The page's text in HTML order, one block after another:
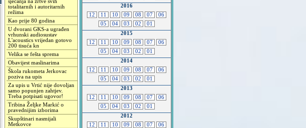
sjećanja na žrtve svih
totalitarnih i autoritarnih
režima
Kao prije 80 godina
U dvorani GKS-a ugrađen
vrhunski audiosustav
L'acoustics vrijedan gotovo
200 tisuća kn
Velika se fešta sprema
Obavijest maslinarima
Škola rukometa Jerkovac
poziva na upis
Za upis u Vrtić nije dovoljan
samo popunjen zahtjev.
Treba potpisati ugovor!
Tribina Željke Markić o
pravednijim izborima
Skupštinari nasmijali
Metkovce
2016
12
11 10 09 08 07
06
05
04 03 02
01
2015
12
11 10 09 08 07
06
05
04 03 02
01
2014
12
11 10 09 08 07
06
05
04 03 02
01
2013
12
11 10 09 08 07
06
05
04 03 02
01
2012
12
11 10 09 08 07
06